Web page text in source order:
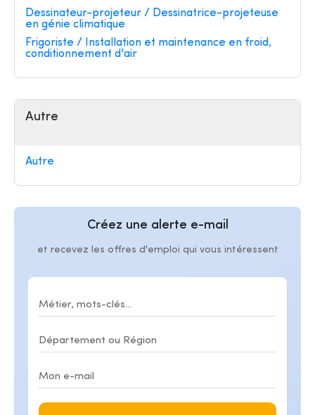
Dessinateur-projeteur / Dessinatrice-projeteuse
en génie climatique
Frigoriste / Installation et maintenance en froid,
conditionnement d'air
Autre
Autre
Créez une alerte e-mail
et recevez les offres d'emploi qui vous intéressent